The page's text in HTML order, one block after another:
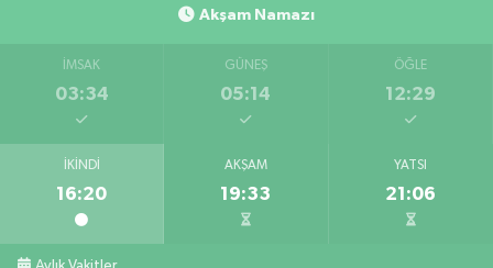
Akşam Namazı
İMSAK
03:34
GÜNEŞ
05:14
ÖĞLE
12:29
İKINDI
16:20
AKŞAM
19:33
YATSI
21:06